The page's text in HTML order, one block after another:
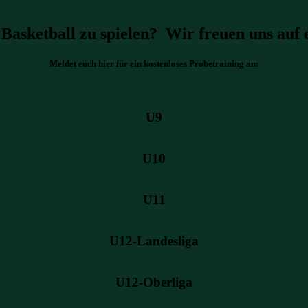
zu spielen? Wir freuen uns auf
Meldet euch hier für ein kostenloses Probetraining an:
U9
U10
U11
U12-Landesliga
U12-Oberliga